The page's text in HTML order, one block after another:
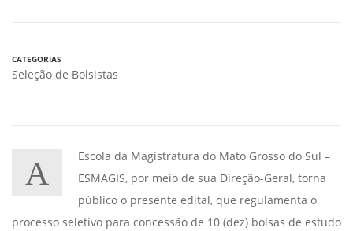
CATEGORIAS
Seleção de Bolsistas
A
Escola da Magistratura do Mato Grosso do Sul –
ESMAGIS, por meio de sua Direção-Geral, torna
público o presente edital, que regulamenta o
processo seletivo para concessão de 10 (dez) bolsas de estudo